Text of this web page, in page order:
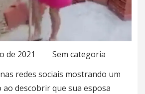
de 2021
Sem categoria
redes sociais mostrando um
descobrir que sua esposa